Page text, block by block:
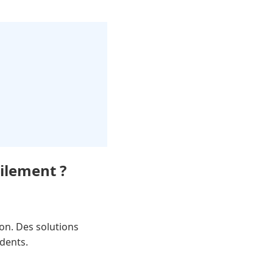
?
Des solutions